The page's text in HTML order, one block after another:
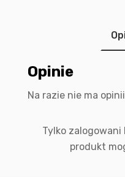
Opinie
Na razie nie ma
Tylko
produkt